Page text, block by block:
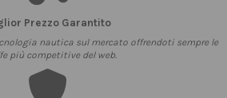
Prezzo Garantito
nautica sul mercato offrendoti sempre le
più competitive del web.